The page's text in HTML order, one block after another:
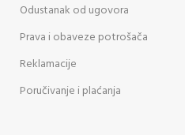
Odustanak od ugovora
Prava i obaveze potrošača
Reklamacije
Poručivanje i plaćanja